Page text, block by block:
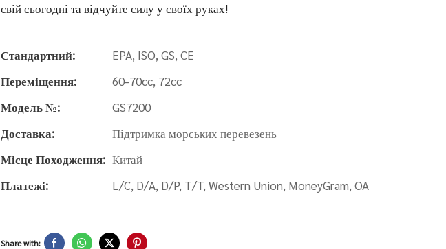
свій сьогодні та відчуйте силу у своїх руках!
Стандартний:
EPA, ISO, GS, CE
Переміщення:
60-70cc, 72cc
Модель №:
GS7200
Доставка:
Підтримка морських перевезень
Місце Походження: Китай
Платежі:
L/C, D/A, D/P, T/T, Western Union, MoneyGram, OA
Share with: